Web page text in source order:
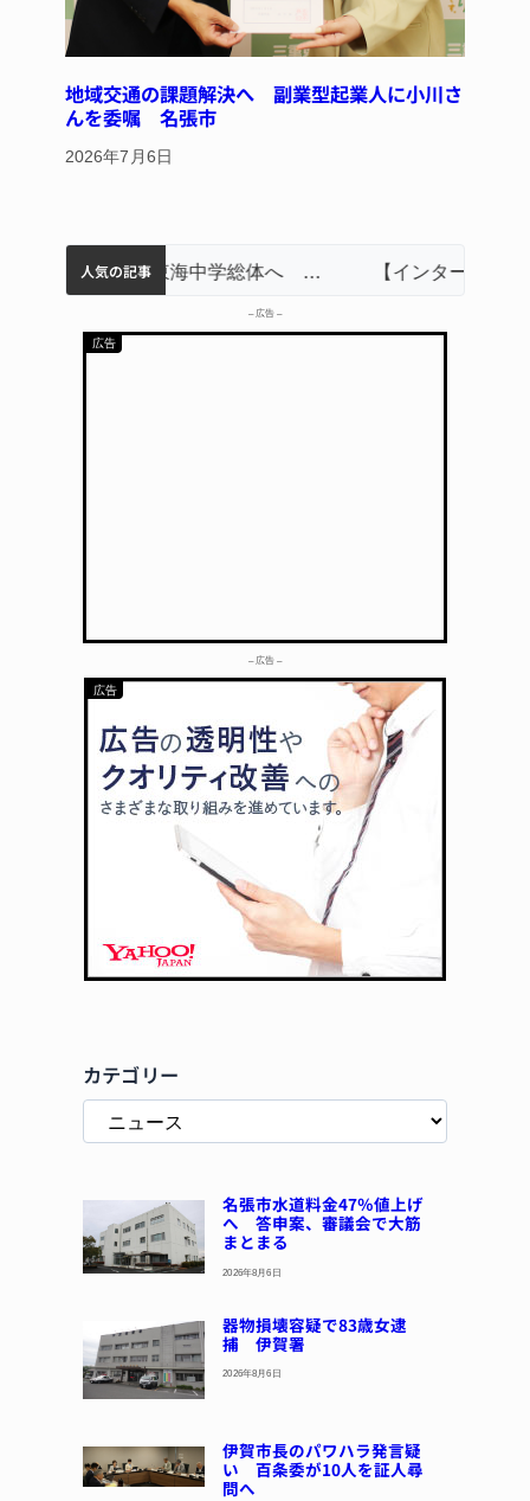
地域交通の課題解決へ 副業型起業人に小川さ
んを委嘱 名張市
2026年7月6日
人気の記事
中学校の陶壁モニュメント 地元建設会社がボランティアで清掃 伊賀
名張市立病院のDMAT、熊本地震の被災地へ 能登以来3回目の派遣
【インターハイ⑨】ソフトテニス ミス減らし上位狙う 近大高専
リレーで東海中学総体へ 伊賀・名張 【インターハイ⑪】女子ホッケー 悲願の初出場、個性生かす 名張青峰
– 広告 –
– 広告 –
カテゴリー
名張市水道料金47％値上げ
へ 答申案、審議会で大筋
まとまる
2026年8月6日
器物損壊容疑で83歳女逮
捕 伊賀署
2026年8月6日
伊賀市長のパワハラ発言疑
い 百条委が10人を証人尋
問へ